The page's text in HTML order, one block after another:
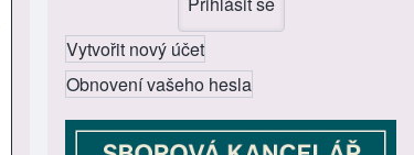
Vytvořit nový účet
Obnovení vašeho hesla